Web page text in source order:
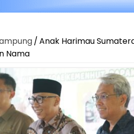
/Anak Harimau
Nama